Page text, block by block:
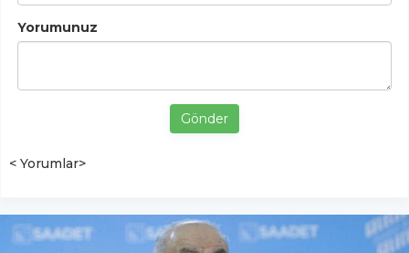
Yorumunuz
Gönder
< Yorumlar>